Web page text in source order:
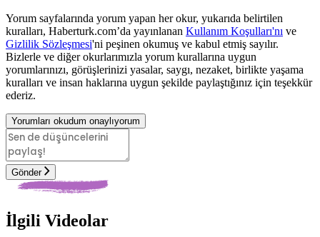
Yorum sayfalarında yorum yapan her okur, yukarıda belirtilen
kuralları, Haberturk.com’da yayınlanan Kullanım Koşulları'nı ve
Gizlilik Sözleşmesi'ni peşinen okumuş ve kabul etmiş sayılır.
Bizlerle ve diğer okurlarımızla yorum kurallarına uygun
yorumlarınızı, görüşlerinizi yasalar, saygı, nezaket, birlikte yaşama
kuralları ve insan haklarına uygun şekilde paylaştığınız için teşekkür
ederiz.
Yorumları okudum onaylıyorum
Gönder
İlgili Videolar